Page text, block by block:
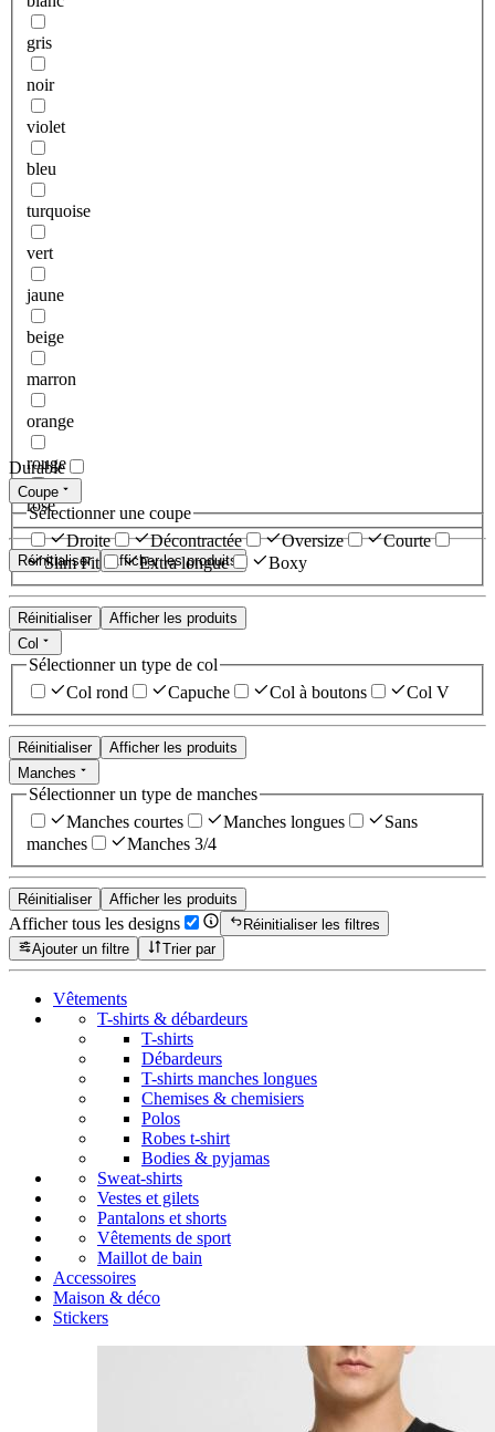
gris
noir
violet
bleu
turquoise
vert
jaune
beige
marron
orange
rouge
rose
Réinitialiser Afficher les produits
Durable
Coupe
Sélectionner une coupe
Droite
Décontractée Oversize
Courte
Slim Fit
Extra longue Boxy
Réinitialiser
Afficher les produits
Col
Sélectionner un type de col
Col rond
Capuche Col à boutons Col V
Réinitialiser
Afficher les produits
Manches
Sélectionner un type de manches
Manches courtes
Manches longues
Sans
manches
Manches 3/4
Réinitialiser Afficher les produits
Afficher tous les designs
Réinitialiser les filtres
Ajouter un filtre
Trier par
Vêtements
T-shirts & débardeurs
T-shirts
Débardeurs
T-shirts manches longues
Chemises & chemisiers
Polos
Robes t-shirt
Bodies & pyjamas
Sweat-shirts
Vestes et gilets
Pantalons et shorts
Vêtements de sport
Maillot de bain
Accessoires
Maison & déco
Stickers